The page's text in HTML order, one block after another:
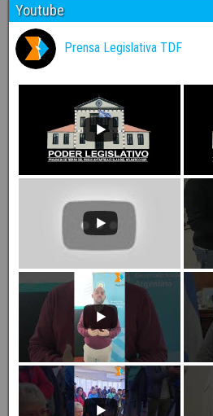
Youtube
Prensa Legislativa TDF